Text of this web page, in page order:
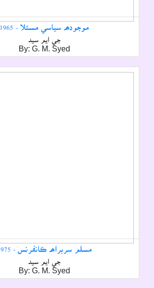
موجودھہ سياسي مسئلا - 1965
جي ايم سيد
By: G. M. Syed
مسلم سربراھہ ڪانفرنس - 1975
جي ايم سيد
By: G. M. Syed